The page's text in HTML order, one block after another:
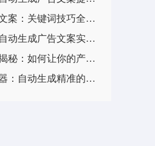
写出令人动容的广告文案：关键词技巧全揭秘
点燃销售热情：通过自动生成广告文案实现业绩飞跃
广告文案创作灵感大揭秘：如何让你的产品脱颖而出？
提高转化率的秘密武器：自动生成精准的广告文案